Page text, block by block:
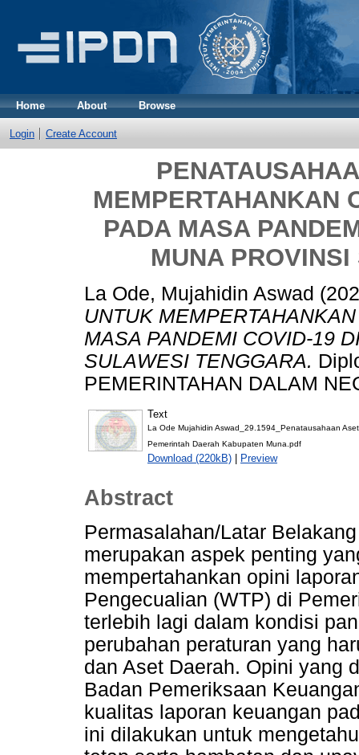
Home About Browse
Login Create Account
MEMPERTAHANKAN
PADA MASA
MUNA
La Ode, Mujahidin Aswad
UNTUK
MASA PANDEMI COVID-19
SULAWESI TENGGARA.
PEMERINTAHAN DALAM
Text
La Ode Mujahidin Aswad_29.1594_Penatausahaan
Pemerintah Daerah Kabupaten Muna.pdf
Download (220kB) | Preview
Abstract
Permasalahan/Latar
merupakan aspek penting
mempertahankan opini
Pengecualian (WTP) di
terlebih lagi dalam kondisi
perubahan peraturan yang
dan Aset Daerah. Opini yang
Badan Pemeriksaan
kualitas laporan keuangan
ini dilakukan untuk